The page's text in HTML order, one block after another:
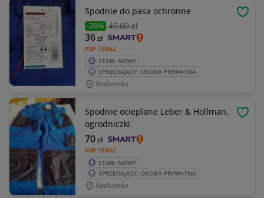
Spodnie do pasa ochronne
-20% 45,00 zł
KUP TERAZ
36zł
STAN: NOWY
SPRZEDAJĄCY: OSOBA PRYWATNA
Radomsko
Spodnie ocieplane Leber & Hollman,
ogrodniczki.
KUP TERAZ
70zł
STAN: NOWY
SPRZEDAJĄCY: OSOBA PRYWATNA
Radomsko